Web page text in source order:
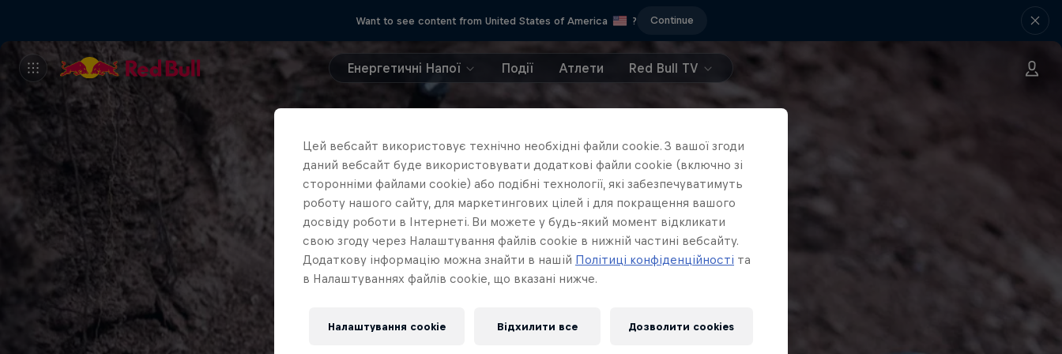
Want to see content from United States of America ? Continue
Енергетичні Напої Події Атлети Red Bull TV
Цей вебсайт використовує технічно необхідні файли cookie. З вашої згоди
даний вебсайт буде використовувати додаткові файли cookie (включно зі
сторонніми файлами cookie) або подібні технології, які забезпечуватимуть
роботу нашого сайту, для маркетингових цілей і для покращення вашого
досвіду роботи в Інтернеті. Ви можете у будь-який момент відкликати
свою згоду через Налаштування файлів cookie в нижній частині вебсайту.
Додаткову інформацію можна знайти в нашій Політиці конфіденційності та
в Налаштуваннях файлів cookie, що вказані нижче.
Налаштування cookie Відхилити все Дозволити cookies